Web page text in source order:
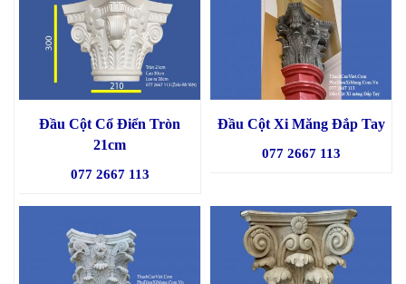
Đầu Cột Cổ Điển Tròn
21cm
077 2667 113
Đầu Cột Xi Măng Đắp Tay
077 2667 113